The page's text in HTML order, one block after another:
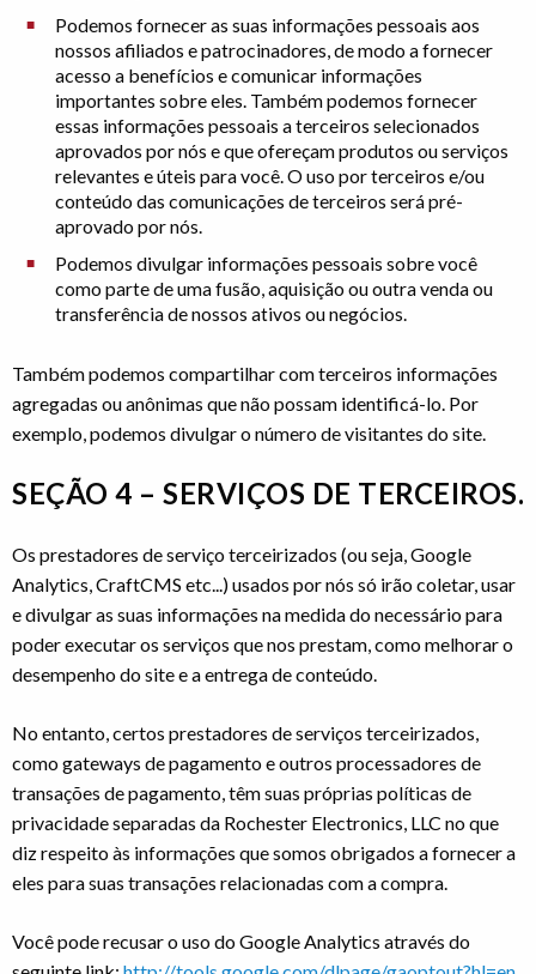
Podemos fornecer as suas informações pessoais aos
nossos afiliados e patrocinadores, de modo a fornecer
acesso a benefícios e comunicar informações
importantes sobre eles. Também podemos fornecer
essas informações pessoais a terceiros selecionados
aprovados por nós e que ofereçam produtos ou serviços
relevantes e úteis para você. O uso por terceiros e/ou
conteúdo das comunicações de terceiros será pré-
aprovado por nós.
Podemos divulgar informações pessoais sobre você
como parte de uma fusão, aquisição ou outra venda ou
transferência de nossos ativos ou negócios.
Também podemos compartilhar com terceiros informações
agregadas ou anônimas que não possam identificá-lo. Por
exemplo, podemos divulgar o número de visitantes do site.
SEÇÃO 4 – SERVIÇOS DE TERCEIROS.
Os prestadores de serviço terceirizados (ou seja, Google
Analytics, CraftCMS etc...) usados por nós só irão coletar, usar
e divulgar as suas informações na medida do necessário para
poder executar os serviços que nos prestam, como melhorar o
desempenho do site e a entrega de conteúdo.
No entanto, certos prestadores de serviços terceirizados,
como gateways de pagamento e outros processadores de
transações de pagamento, têm suas próprias políticas de
privacidade separadas da Rochester Electronics, LLC no que
diz respeito às informações que somos obrigados a fornecer a
eles para suas transações relacionadas com a compra.
Você pode recusar o uso do Google Analytics através do